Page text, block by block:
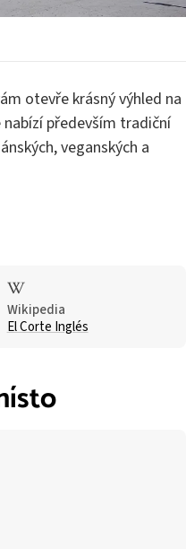
otevře krásný výhled na
především tradiční
veganských a
Wikipedia
El Corte Inglés